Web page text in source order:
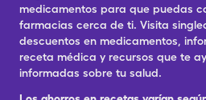
medicamentos para que puedas
farmacias cerca de ti. Visita
descuentos en medicamentos,
receta médica y recursos que te
informadas sobre tu salud.